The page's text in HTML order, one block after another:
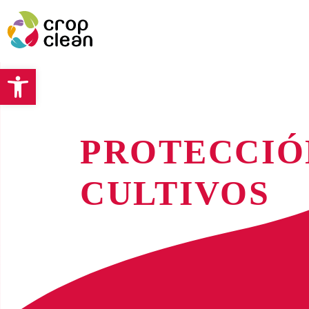
CULTIVOS
Abrir barra de herramientas